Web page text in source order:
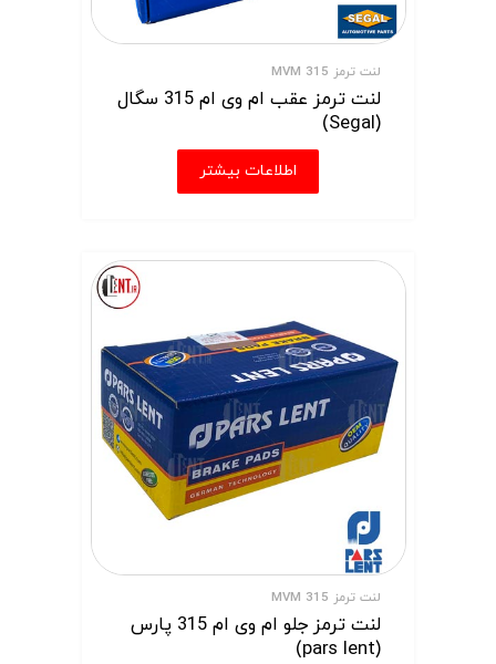
لنت ترمز MVM 315
لنت ترمز عقب ام وی ام 315 سگال
(Segal)
اطلاعات بیشتر
لنت ترمز MVM 315
لنت ترمز جلو ام وی ام 315 پارس
(pars lent)